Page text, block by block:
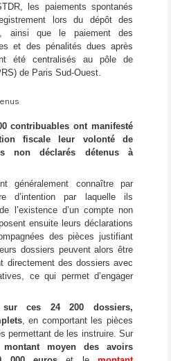
les paiements spontanés
lors du dépôt des
ainsi que le paiement des
et des pénalités dues après
été centralisés au pôle de
de Paris Sud-Ouest.
contribuables ont manifesté
fiscale leur volonté de
non déclarés détenus à
généralement connaître par
d’intention par laquelle ils
l’existence d’un compte non
ensuite leurs déclarations
des pièces justifiant
dossiers peuvent alors être
directement des dossiers avec
ce qui permet d’engager
ces 24 200 dossiers,
, en comportant les pièces
permettant de les instruire. Sur
montant moyen des avoirs